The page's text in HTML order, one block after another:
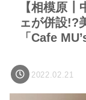
【相模原┃
ェが併設!?
「Cafe
2022.02.21